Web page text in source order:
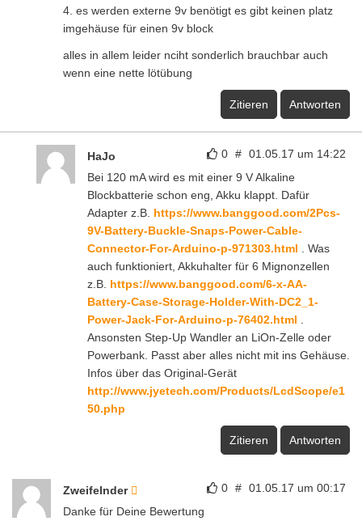
4. es werden externe 9v benötigt es gibt keinen platz
imgehäuse für einen 9v block
alles in allem leider nciht sonderlich brauchbar auch
wenn eine nette lötübung
Zitieren Antworten
0 # 01.05.17 um 14:22
HaJo
Bei 120 mA wird es mit einer 9 V Alkaline
Blockbatterie schon eng, Akku klappt. Dafür
Adapter z.B. https://www.banggood.com/2Pcs-
9V-Battery-Buckle-Snaps-Power-Cable-
Connector-For-Arduino-p-971303.html . Was
auch funktioniert, Akkuhalter für 6 Mignonzellen
z.B. https://www.banggood.com/6-x-AA-
Battery-Case-Storage-Holder-With-DC2_1-
Power-Jack-For-Arduino-p-76402.html
Ansonsten Step-Up Wandler an LiOn-Zelle oder
Powerbank. Passt aber alles nicht mit ins Gehäuse.
Infos über das Original-Gerät
http://www.jyetech.com/Products/LcdScope/e1
50.php
Zitieren Antworten
0 # 01.05.17 um 00:17
Zweifelnder
Danke für Deine Bewertung